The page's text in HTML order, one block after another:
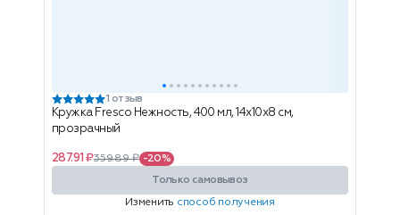
1 отзыв
Кружка Fresco Нежность, 400 мл, 14x10x8 см,
прозрачный
287.91 ₽359.89 ₽ -20%
Только самовывоз
Изменить способ получения